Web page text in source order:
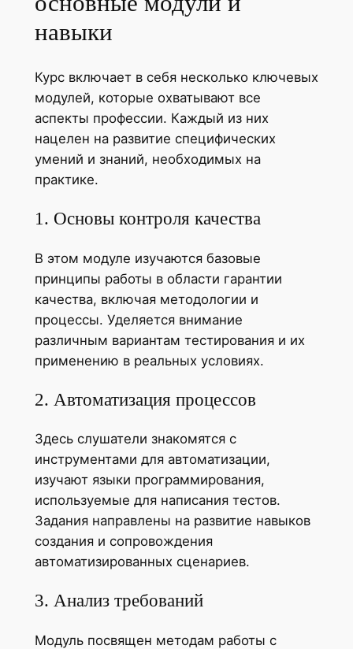
навыки
Курс включает в себя несколько ключевых
модулей, которые охватывают все
аспекты профессии. Каждый из них
нацелен на развитие специфических
умений и знаний, необходимых на
практике.
1. Основы контроля качества
В этом модуле изучаются базовые
принципы работы в области гарантии
качества, включая методологии и
процессы. Уделяется внимание
различным вариантам тестирования и их
применению в реальных условиях.
2. Автоматизация процессов
Здесь слушатели знакомятся с
инструментами для автоматизации,
изучают языки программирования,
используемые для написания тестов.
Задания направлены на развитие навыков
создания и сопровождения
автоматизированных сценариев.
3. Анализ требований
Модуль посвящен методам работы с